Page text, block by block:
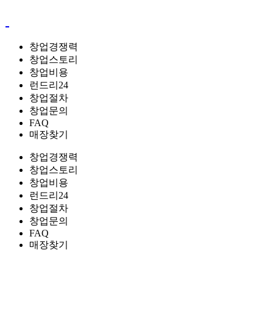
창업경쟁력
창업스토리
창업비용
런드리24
창업절차
창업문의
FAQ
매장찾기
창업경쟁력
창업스토리
창업비용
런드리24
창업절차
창업문의
FAQ
매장찾기